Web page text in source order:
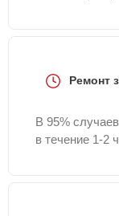
Ремонт
В 95%
в течение 1-2